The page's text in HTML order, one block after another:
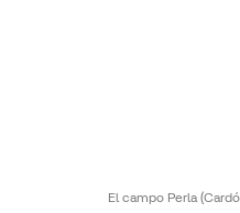
El campo Perla